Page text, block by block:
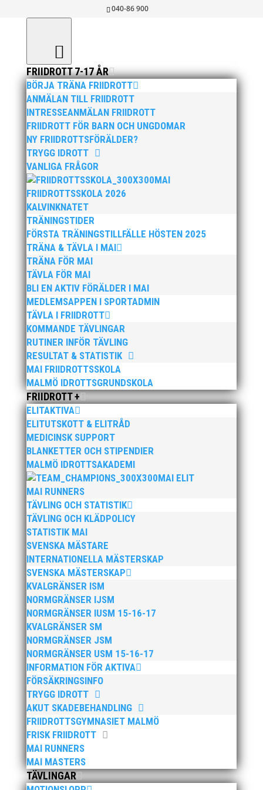
040-86 900
FRIIDROTT 7-17 ÅR
BÖRJA TRÄNA FRIIDROTT
ANMÄLAN TILL FRIIDROTT
INTRESSEANMÄLAN FRIIDROTT
FRIIDROTT FÖR BARN OCH UNGDOMAR
NY FRIIDROTTSFÖRÄLDER?
TRYGG IDROTT
VANLIGA FRÅGOR
MAI
FRIIDROTTSSKOLA 2026
KALVINKNATET
TRÄNINGSTIDER
FÖRSTA TRÄNINGSTILLFÄLLE HÖSTEN 2025
TRÄNA & TÄVLA I MAI
TRÄNA FÖR MAI
TÄVLA FÖR MAI
BLI EN AKTIV FÖRÄLDER I MAI
MEDLEMSAPPEN I SPORTADMIN
TÄVLA I FRIIDROTT
KOMMANDE TÄVLINGAR
RUTINER INFÖR TÄVLING
RESULTAT & STATISTIK
MAI FRIIDROTTSSKOLA
MALMÖ IDROTTSGRUNDSKOLA
FRIIDROTT +
ELITAKTIVA
ELITUTSKOTT & ELITRÅD
MEDICINSK SUPPORT
BLANKETTER OCH STIPENDIER
MALMÖ IDROTTSAKADEMI
MAI ELIT
MAI RUNNERS
TÄVLING OCH STATISTIK
TÄVLING OCH KLÄDPOLICY
STATISTIK MAI
SVENSKA MÄSTARE
INTERNATIONELLA MÄSTERSKAP
SVENSKA MÄSTERSKAP
KVALGRÄNSER ISM
NORMGRÄNSER IJSM
NORMGRÄNSER IUSM 15-16-17
KVALGRÄNSER SM
NORMGRÄNSER JSM
NORMGRÄNSER USM 15-16-17
INFORMATION FÖR AKTIVA
FÖRSÄKRINGSINFO
TRYGG IDROTT
AKUT SKADEBEHANDLING
FRIIDROTTSGYMNASIET MALMÖ
FRISK FRIIDROTT
MAI RUNNERS
MAI MASTERS
TÄVLINGAR
KÄRA MAI:ARE!
okt 24, 2025| 15+ / Senior / Elit,Aktuellt
Allmänt,Arrangemang,
Arrangemangsutskottet informerar
ungdom 6-14 år,Barn & ungdomsutskottet
informerar,Hero Startsidan
MAI informerar
informerar,Okategoriserade,Styrelsen
informerar,Tränare
Nu är hösten här och för oss MAI:re
betyder det olika saker beroende på
var man befinner sig i
organisationen. Här kommer en
liten sammanfattning från mig
som ordförande i vår anrika
förening om hur jag uppfattar läget
i våra olika verksamhetsben.
Broloppet
Att arrangera ett lopp med över
40.000 deltagare är inte lätt. Ska det
dessutom ske från ett land till ett
annat och dessutom över en bro, så
blir det en betydlig mycket större
utmaning. Men det löser vi tänkte
gemensamt MAI, Sparta och
Brokonsortiet för drygt tre år sedan
när man full av entusiasm beslutade
att VI KÖR! Tro mig när jag säger att
dessa utmaningar var små i
förhållande till en del av de
utmaningar som dök upp efterhand.
Först nu, flera månader efter avslutat
lopp, kan jag konstatera att vi som
förening löste uppgiften! Även om en
stor del av jobbet gjordes av den